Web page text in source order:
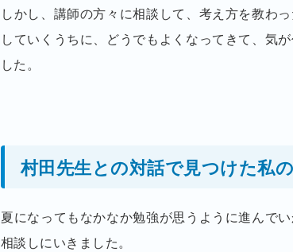
しかし、講師の方々に相談して、考え方を教わ
していくうちに、どうでもよくなってきて、気
した。
村田先生との対話で見つけた私
夏になってもなかなか勉強が思うように進んで
相談しにいきました。